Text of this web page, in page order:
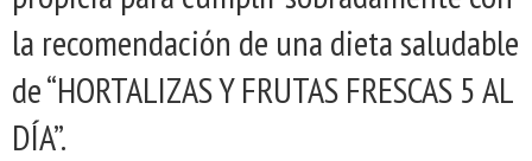
la recomendación de una dieta saludable
de “HORTALIZAS Y FRUTAS FRESCAS 5 AL
DÍA”.